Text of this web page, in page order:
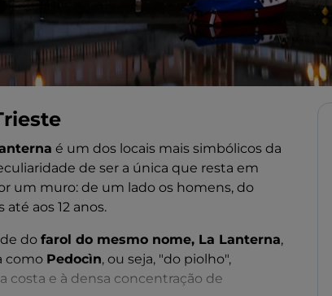
é um dos locais mais simbólicos da
de ser a única que resta em
um muro: de um lado os homens, do
aos 12 anos.
do farol do mesmo nome, La Lanterna,
como Pedocìn, ou seja, "do piolho",
e à densa concentração de